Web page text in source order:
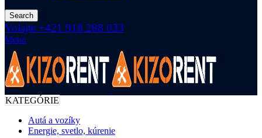
Search
Volajte +421 918 288 033
Menu
KATEGÓRIE
Autá a vozíky
Energie, svetlo, kúrenie